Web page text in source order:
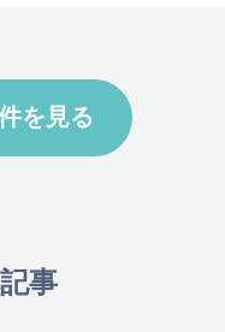
を見る
事